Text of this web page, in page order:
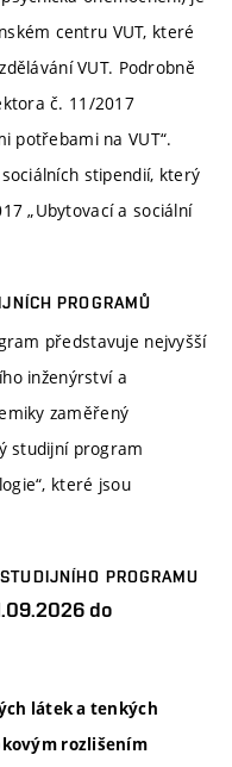
centru VUT, které
VUT. Podrobně
č. 11/2017
potřebami na VUT“.
stipendií, který
„Ubytovací a sociální
PROGRAMŮ
představuje nejvyšší
inženýrství a
zaměřený
studijní program
které jsou
PROGRAMU
do
látek a tenkých
rozlišením